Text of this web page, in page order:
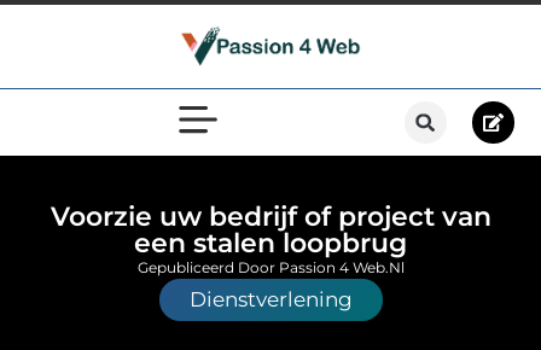
Voorzie uw bedrijf of project van
een stalen loopbrug
Dienstverlening
Gepubliceerd Door Passion 4 Web.nl